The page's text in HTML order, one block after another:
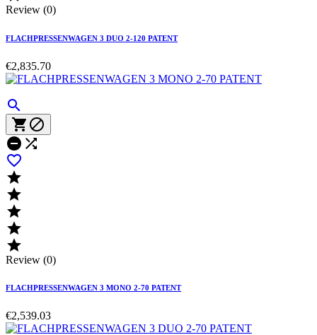
Review (0)
FLACHPRESSENWAGEN 3 DUO 2-120 PATENT
€2,835.70

 
 






Review (0)
FLACHPRESSENWAGEN 3 MONO 2-70 PATENT
€2,539.03